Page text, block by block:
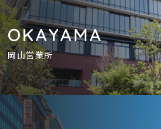
OKAYAMA
岡山営業所